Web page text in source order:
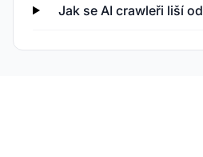
Jak se AI crawleři liší